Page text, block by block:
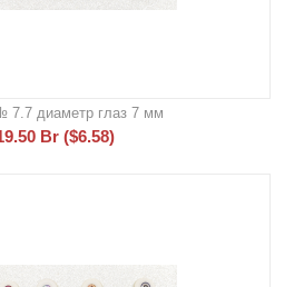
7.7 диаметр глаз 7 мм
Br ($6.58)